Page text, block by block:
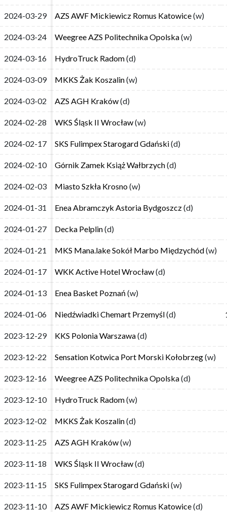
2024-03-29 AZS AWF Mickiewicz Romus Katowice(w)
2024-03-24 Weegree AZS Politechnika Opolska(w)
2024-03-16 HydroTruck Radom(d)
2024-03-09 MKKS Żak Koszalin(w)
2024-03-02 AZS AGH Kraków(d)
2024-02-28 WKS Śląsk II Wrocław(w)
2024-02-17 SKS Fulimpex Starogard Gdański(d)
2024-02-10 Górnik Zamek Książ Wałbrzych(d)
2024-02-03 Miasto Szkła Krosno(w)
2024-01-31 Enea Abramczyk Astoria Bydgoszcz(d)
2024-01-27 Decka Pelplin(d)
2024-01-21 MKS Mana.lake Sokół Marbo Międzychód(w)
2024-01-17 WKK Active Hotel Wrocław(d)
2024-01-13 Enea Basket Poznań (w)
2024-01-06 Niedźwiadki Chemart Przemyśl(d)
2023-12-29 KKS Polonia Warszawa(d)
2023-12-22 Sensation Kotwica Port Morski Kołobrzeg(w)
2023-12-16 Weegree AZS Politechnika Opolska(d)
2023-12-10 HydroTruck Radom(w)
2023-12-02 MKKS Żak Koszalin(d)
2023-11-25 AZS AGH Kraków(w)
2023-11-18 WKS Śląsk II Wrocław(d)
2023-11-15 SKS Fulimpex Starogard Gdański(w)
2023-11-10 AZS AWF Mickiewicz Romus Katowice(d)
2024-03-29 AZS AWF Mickiewicz Romus Katowice(w)
2024-03-24 Weegree AZS Politechnika Opolska(w)
2024-03-16 HydroTruck Radom(d)
2024-03-09 MKKS Żak Koszalin(w)
2024-03-02 AZS AGH Kraków(d)
2024-02-28 WKS Śląsk II Wrocław(w)
2024-02-17 SKS Fulimpex Starogard Gdański(d)
2024-02-10 Górnik Zamek Książ Wałbrzych(d)
2024-02-03 Miasto Szkła Krosno(w)
2024-01-31 Enea Abramczyk Astoria Bydgoszcz(d)
2024-01-27 Decka Pelplin(d)
2024-01-21 MKS Mana.lake Sokół Marbo Międzychód(w)
2024-01-17 WKK Active Hotel Wrocław(d)
2024-01-13 Enea Basket Poznań (w)
2024-01-06 Niedźwiadki Chemart Przemyśl(d)
2023-12-29 KKS Polonia Warszawa(d)
2023-12-22 Sensation Kotwica Port Morski Kołobrzeg(w)
2023-12-16 Weegree AZS Politechnika Opolska(d)
2023-12-10 HydroTruck Radom(w)
2023-12-02 MKKS Żak Koszalin(d)
2023-11-25 AZS AGH Kraków(w)
2023-11-18 WKS Śląsk II Wrocław(d)
2023-11-15 SKS Fulimpex Starogard Gdański(w)
2023-11-10 AZS AWF Mickiewicz Romus Katowice(d)